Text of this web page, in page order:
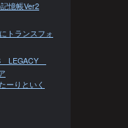
憶帳Ver2
トランスフォ
LEGACY
ーりといく